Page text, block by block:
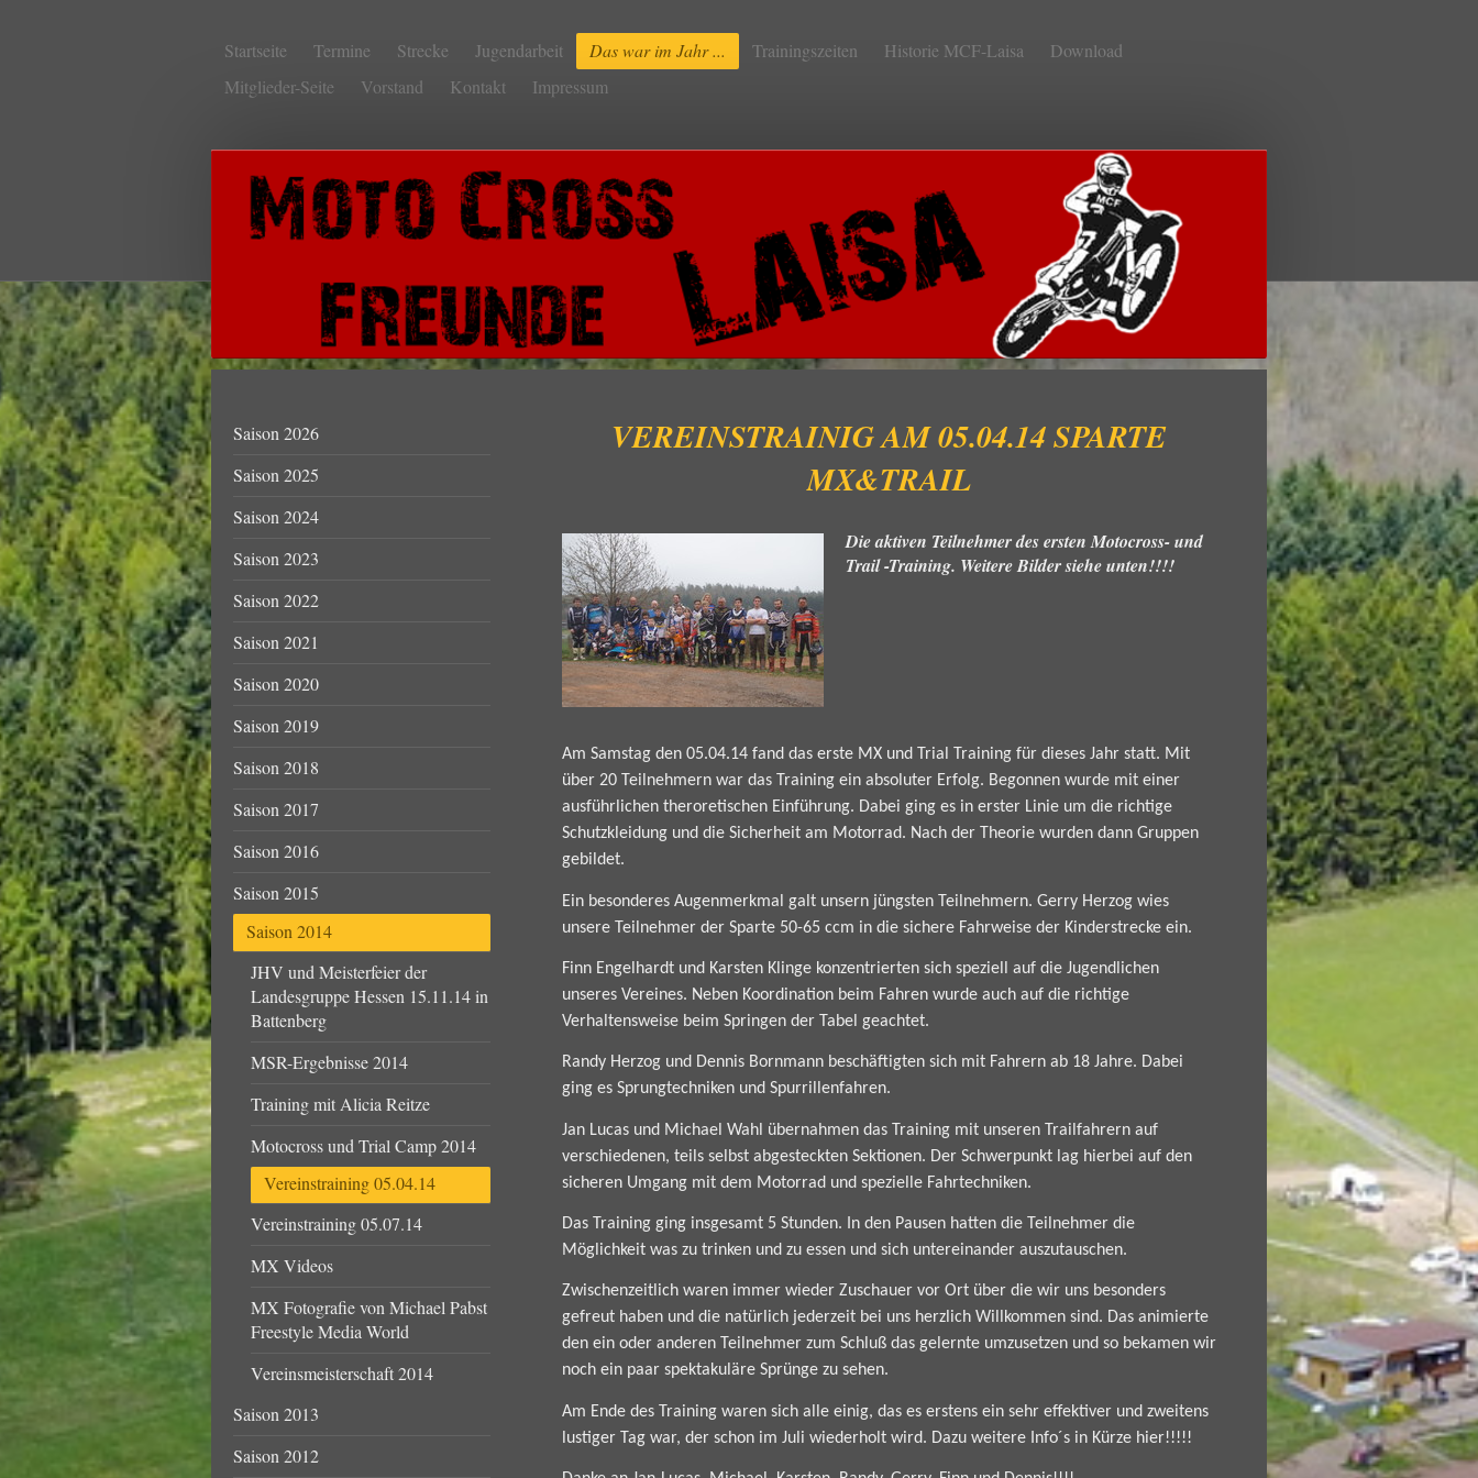
Startseite Termine Strecke Jugendarbeit Das war im Jahr ... Trainingszeiten Historie MCF-Laisa
Download
Mitglieder-Seite
Vorstand Kontakt Impressum
VEREINSTRAINIG AM 05.04.14 SPARTE
MX&TRAIL
Die aktiven Teilnehmer des ersten Motocross- und
Trail -Training. Weitere Bilder siehe unten!!!!
Am Samstag den 05.04.14 fand das erste MX und Trial Training für dieses Jahr statt. Mit
über 20 Teilnehmern war das Training ein absoluter Erfolg. Begonnen wurde mit einer
ausführlichen theroretischen Einführung. Dabei ging es in erster Linie um die richtige
Schutzkleidung und die Sicherheit am Motorrad. Nach der Theorie wurden dann Gruppen
gebildet.
Ein besonderes Augenmerkmal galt unsern jüngsten Teilnehmern. Gerry Herzog wies
unsere Teilnehmer der Sparte 50-65 ccm in die sichere Fahrweise der Kinderstrecke ein.
Finn Engelhardt und Karsten Klinge konzentrierten sich speziell auf die Jugendlichen
unseres Vereines. Neben Koordination beim Fahren wurde auch auf die richtige
Verhaltensweise beim Springen der Tabel geachtet.
Randy Herzog und Dennis Bornmann beschäftigten sich mit Fahrern ab 18 Jahre. Dabei
ging es Sprungtechniken und Spurrillenfahren.
Jan Lucas und Michael Wahl übernahmen das Training mit unseren Trailfahrern auf
verschiedenen, teils selbst abgesteckten Sektionen. Der Schwerpunkt lag hierbei auf den
sicheren Umgang mit dem Motorrad und spezielle Fahrtechniken.
Das Training ging insgesamt 5 Stunden. In den Pausen hatten die Teilnehmer die
Möglichkeit was zu trinken und zu essen und sich untereinander auszutauschen.
Zwischenzeitlich waren immer wieder Zuschauer vor Ort über die wir uns besonders
gefreut haben und die natürlich jederzeit bei uns herzlich Willkommen sind. Das animierte
den ein oder anderen Teilnehmer zum Schluß das gelernte umzusetzen und so bekamen wir
noch ein paar spektakuläre Sprünge zu sehen.
Am Ende des Training waren sich alle einig, das es erstens ein sehr effektiver und zweitens
lustiger Tag war, der schon im Juli wiederholt wird. Dazu weitere Info´s in Kürze hier!!!!!
Saison 2026
Saison 2025
Saison 2024
Saison 2023
Saison 2022
Saison 2021
Saison 2020
Saison 2019
Saison 2018
Saison 2017
Saison 2016
Saison 2015
Saison 2014
JHV und Meisterfeier der
Landesgruppe Hessen 15.11.14 in
Battenberg
MSR-Ergebnisse 2014
Training mit Alicia Reitze
Motocross und Trial Camp 2014
Vereinstraining 05.04.14
Vereinstraining 05.07.14
MX Videos
MX Fotografie von Michael Pabst
Freestyle Media World
Vereinsmeisterschaft 2014
Saison 2013
Saison 2012